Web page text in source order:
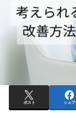
ポスト シェア